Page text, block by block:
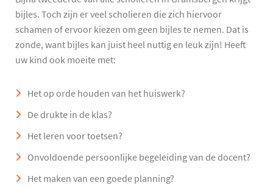
bijles. Toch zijn er veel scholieren die zich hiervoor
schamen of ervoor kiezen om geen bijles te nemen. Dat is
zonde, want bijles kan juist heel nuttig en leuk zijn! Heeft
uw kind ook moeite met:
Het op orde houden van het huiswerk?
De drukte in de klas?
Het leren voor toetsen?
Onvoldoende persoonlijke begeleiding van de docent?
Het maken van een goede planning?